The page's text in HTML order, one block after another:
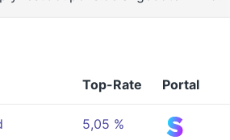
Top-Rate Portal
5,05 %